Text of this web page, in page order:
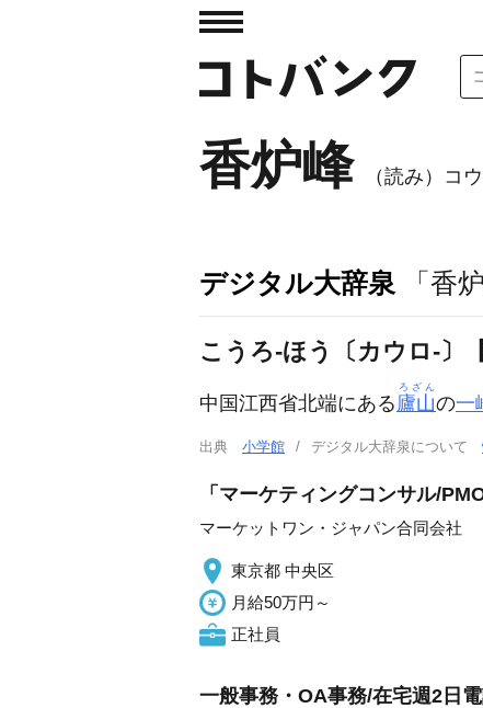
香炉峰 （読み）コ
デジタル大辞泉 「香
こうろ‐ほう〔カウロ‐〕
中国江西省北端にある廬山
ろざん
の一
出典 小学館 デジタル大辞泉について
「マーケティングコンサル/
マーケットワン・ジャパン合同会社
東京都 中央区
月給50万円～
正社員
一般事務・OA事務/在宅週2日